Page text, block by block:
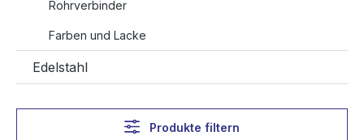
Rohrverbinder
Farben und Lacke
Edelstahl
Produkte filtern